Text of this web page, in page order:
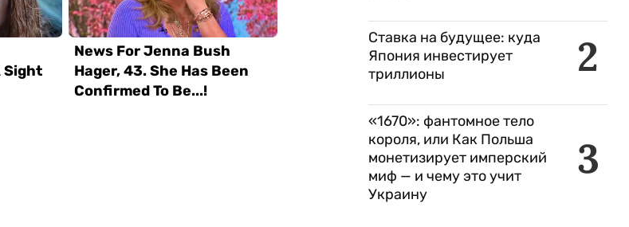
2
Ставка на будущее: куда
Япония инвестирует
триллионы
3
«1670»: фантомное тело
короля, или Как Польша
монетизирует имперский
миф — и чему это учит
Украину